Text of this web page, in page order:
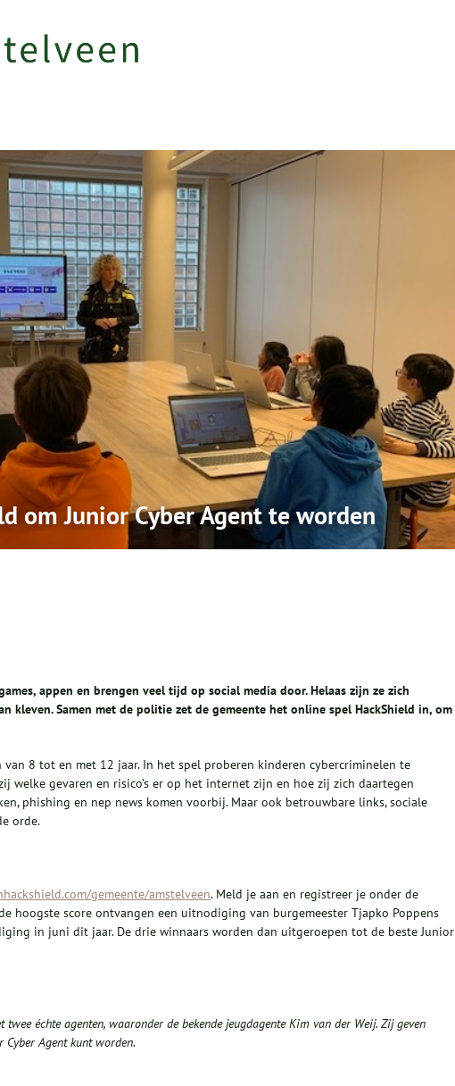
om Junior Cyber Agent te worden
appen en brengen veel tijd op social media door. Helaas zijn ze zich
kleven. Samen met de politie zet de gemeente het online spel HackShield in, om
8 tot en met 12 jaar. In het spel proberen kinderen cybercriminelen te
welke gevaren en risico’s er op het internet zijn en hoe zij zich daartegen
phishing en nep news komen voorbij. Maar ook betrouwbare links, sociale
orde.
gemeente/amstelveen. Meld je aan en registreer je onder de
hoogste score ontvangen een uitnodiging van burgemeester Tjapko Poppens
in juni dit jaar. De drie winnaars worden dan uitgeroepen tot de beste Junior
twee échte agenten, waaronder de bekende jeugdagente Kim van der Weij. Zijgeven
Agent kunt worden.